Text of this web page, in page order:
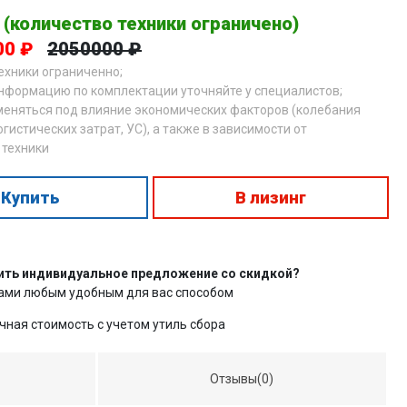
техники ограничено)
₽
2050000 ₽
ограниченно;
по комплектации уточняйте у специалистов;
под влияние экономических факторов (колебания
затрат, УС), а также в зависимости от
Купить В лизинг
индивидуальное предложение со скидкой?
любым удобным для вас способом
стоимость с учетом утиль сбора
Отзывы(0)